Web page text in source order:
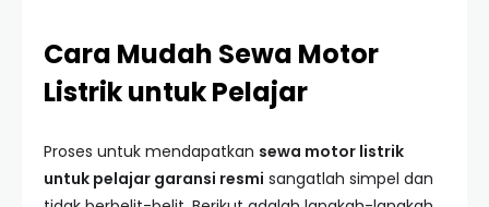
Cara Mudah Sewa Motor
Listrik untuk Pelajar
Proses untuk mendapatkan sewa motor listrik
untuk pelajar garansi resmi sangatlah simpel dan